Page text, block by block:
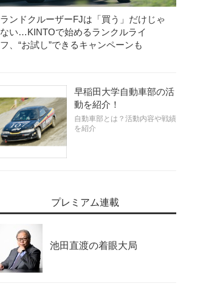
ランドクルーザーFJは「買う」だけじゃ
ない…KINTOで始めるランクルライ
フ、“お試し”できるキャンペーンも
早稲田大学自動車部の活
動を紹介！
自動車部とは？活動内容や戦績
を紹介
プレミアム連載
池田直渡の着眼大局